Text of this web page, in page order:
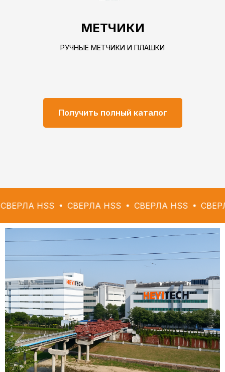
МЕТЧИКИ
РУЧНЫЕ МЕТЧИКИ И ПЛАШКИ
Получить полный каталог
СВЕРЛА HSS СВЕРЛА HSS СВЕРЛА HSS